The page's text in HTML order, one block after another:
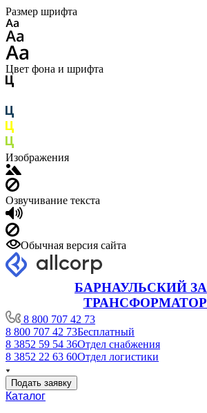
Размер шрифта
Цвет фона и шрифта
Изображения
Озвучивание текста
Обычная версия сайта
БАРНАУЛЬСКИЙ
8 800 707 42 73
8 800 707 42 73Бесплатный
8 3852 59 54 36Отдел снабжения
8 3852 22 63 60Отдел логистики
Подать заявку
Каталог